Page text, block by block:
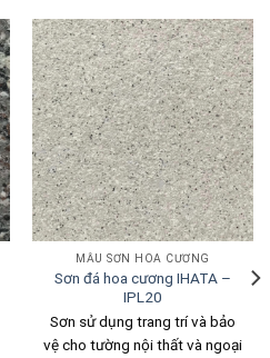
MẪU SƠN HOA CƯƠNG
Sơn đá hoa cương IHATA –
IPL20
Sơn sử dụng trang trí và bảo
vệ cho tường nội thất và ngoại